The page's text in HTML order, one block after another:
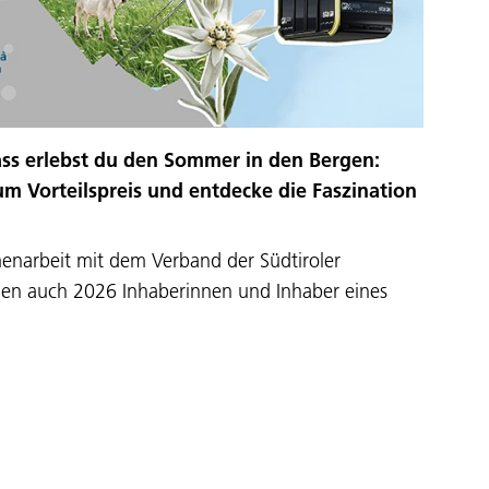
erlebst du den Sommer in den Bergen:
Vorteilspreis und entdecke die Faszination
mit dem Verband der Südtiroler
auch 2026 Inhaberinnen und Inhaber eines